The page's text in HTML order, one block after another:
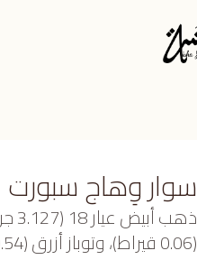
سوار وِهاج
(0.06 قيراط)، وتوباز أزرق (0.54 جرام) تقريبًا.